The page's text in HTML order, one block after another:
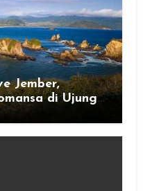
Jember,
di Ujung